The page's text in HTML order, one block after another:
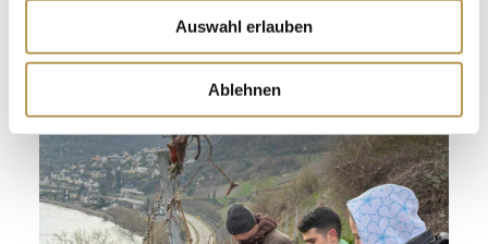
Auswahl erlauben
Ablehnen